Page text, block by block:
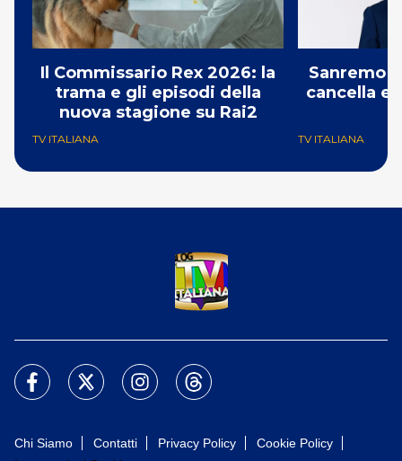
Il Commissario Rex 2026: la
trama e gli episodi della
nuova stagione su Rai2
TV ITALIANA
Sanremo
cancella e
TV ITALIANA
Chi Siamo Contatti Privacy Policy
Cookie Policy